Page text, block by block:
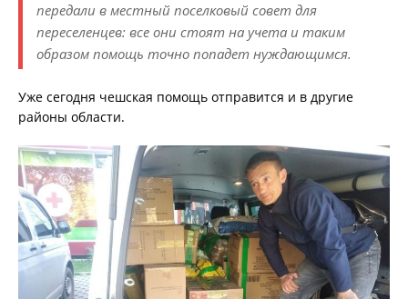
передали в местный поселковый совет для
переселенцев: все они стоят на учета и таким
образом помощь точно попадет нуждающимся.
Уже сегодня чешская помощь отправится и в другие
районы области.